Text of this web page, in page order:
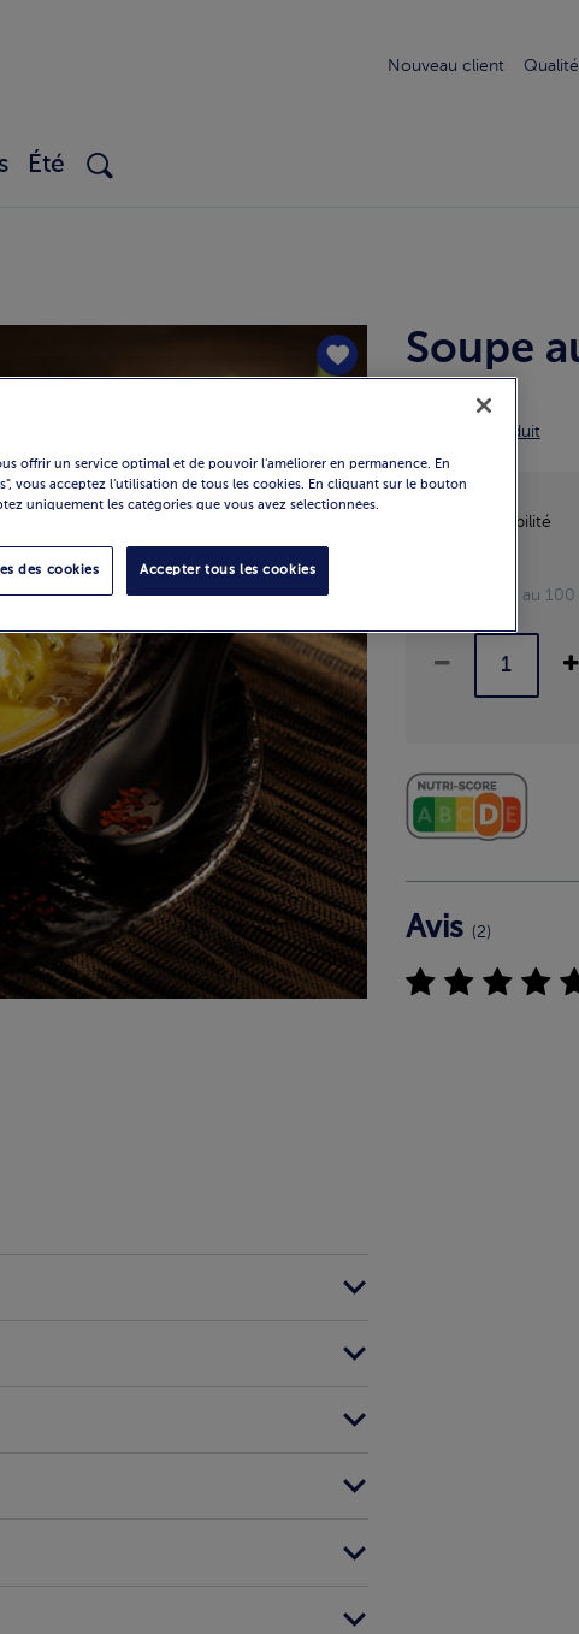
Nouveau client
Été
Soupe
Détails du produit
Disponibilité
600 g (Prix au
Avis (2)
offrir un service optimal et de pouvoir l'améliorer en permanence. En
vous acceptez l'utilisation de tous les cookies. En cliquant sur le bouton
uniquement les catégories que vous avez sélectionnées.
Accepter tous les cookies
des cookies